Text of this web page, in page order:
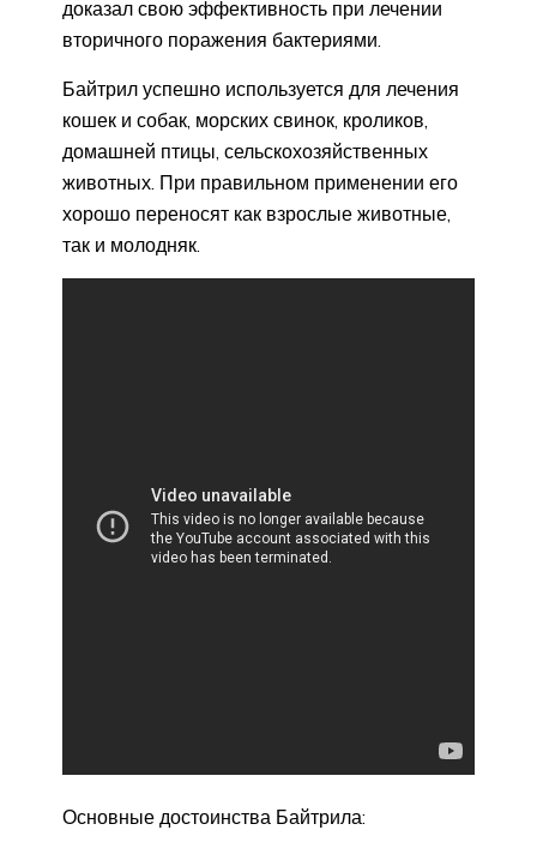
доказал свою эффективность при лечении
вторичного поражения бактериями.
Байтрил успешно используется для лечения
кошек и собак, морских свинок, кроликов,
домашней птицы, сельскохозяйственных
животных. При правильном применении его
хорошо переносят как взрослые животные,
так и молодняк.
Основные достоинства Байтрила: